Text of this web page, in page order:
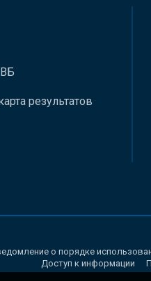
результатов
о порядке
Доступ к информации